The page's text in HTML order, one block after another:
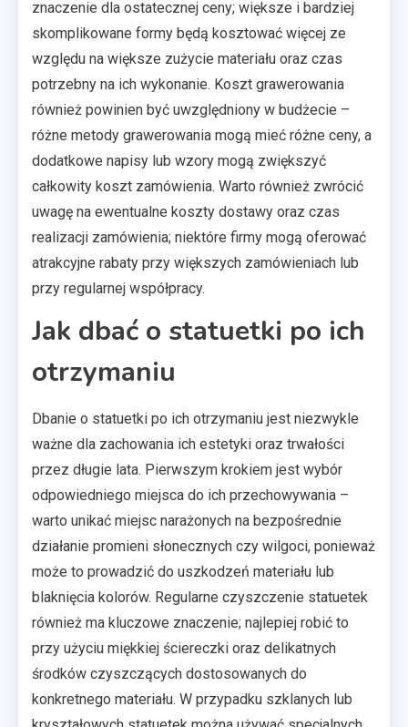
znaczenie dla ostatecznej ceny; większe i bardziej
skomplikowane formy będą kosztować więcej ze
względu na większe zużycie materiału oraz czas
potrzebny na ich wykonanie. Koszt grawerowania
również powinien być uwzględniony w budżecie –
różne metody grawerowania mogą mieć różne ceny, a
dodatkowe napisy lub wzory mogą zwiększyć
całkowity koszt zamówienia. Warto również zwrócić
uwagę na ewentualne koszty dostawy oraz czas
realizacji zamówienia; niektóre firmy mogą oferować
atrakcyjne rabaty przy większych zamówieniach lub
przy regularnej współpracy.
Jak dbać o statuetki po ich
otrzymaniu
Dbanie o statuetki po ich otrzymaniu jest niezwykle
ważne dla zachowania ich estetyki oraz trwałości
przez długie lata. Pierwszym krokiem jest wybór
odpowiedniego miejsca do ich przechowywania –
warto unikać miejsc narażonych na bezpośrednie
działanie promieni słonecznych czy wilgoci, ponieważ
może to prowadzić do uszkodzeń materiału lub
blaknięcia kolorów. Regularne czyszczenie statuetek
również ma kluczowe znaczenie; najlepiej robić to
przy użyciu miękkiej ściereczki oraz delikatnych
środków czyszczących dostosowanych do
konkretnego materiału. W przypadku szklanych lub